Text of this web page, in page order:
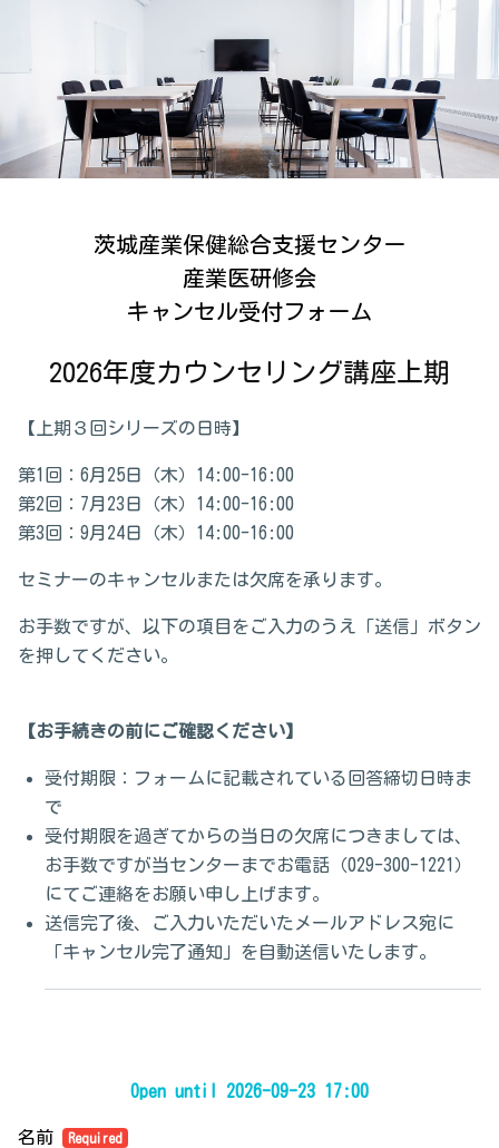
茨城産業保健総合支援センター
産業医研修会
キャンセル受付フォーム
2026年度カウンセリング講座上期
【上期３回シリーズの日時】
第1回：6月25日（木）14:00-16:00
第2回：7月23日（木）14:00-16:00
第3回：9月24日（木）14:00-16:00
セミナーのキャンセルまたは欠席を承ります。
お手数ですが、以下の項目をご入力のうえ「送信」ボタン
を押してください。
【お手続きの前にご確認ください】
受付期限：フォームに記載されている回答締切日時ま
で
受付期限を過ぎてからの当日の欠席につきましては、
お手数ですが当センターまでお電話（029-300-1221）
にてご連絡をお願い申し上げます。
送信完了後、ご入力いただいたメールアドレス宛に
「キャンセル完了通知」を自動送信いたします。
Open until 2026-09-23 17:00
名前 Required